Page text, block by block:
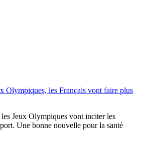
Olympiques, les Français vont faire plus
Jeux Olympiques vont inciter les
Une bonne nouvelle pour la santé